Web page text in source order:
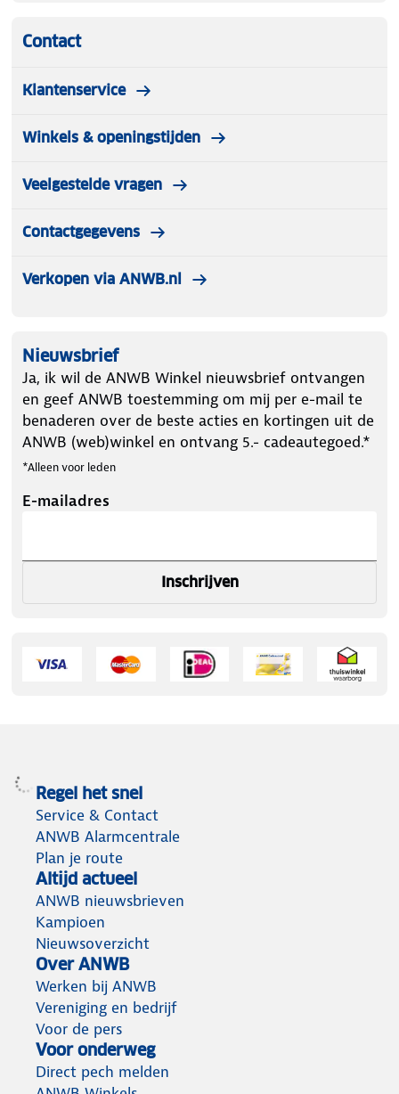
Contact
Klantenservice
Winkels & openingstijden
Veelgestelde vragen
Contactgegevens
Verkopen via ANWB.nl
Nieuwsbrief
Ja, ik wil de ANWB Winkel nieuwsbrief ontvangen
en geef ANWB toestemming om mij per e-mail te
benaderen over de beste acties en kortingen uit de
ANWB (web)winkel en ontvang 5.- cadeautegoed.*
*Alleen voor leden
E-mailadres
Inschrijven
Regel het snel
Service & Contact
ANWB Alarmcentrale
Plan je route
Altijd actueel
ANWB nieuwsbrieven
Kampioen
Nieuwsoverzicht
Over ANWB
Werken bij ANWB
Vereniging en bedrijf
Voor de pers
Voor onderweg
Direct pech melden